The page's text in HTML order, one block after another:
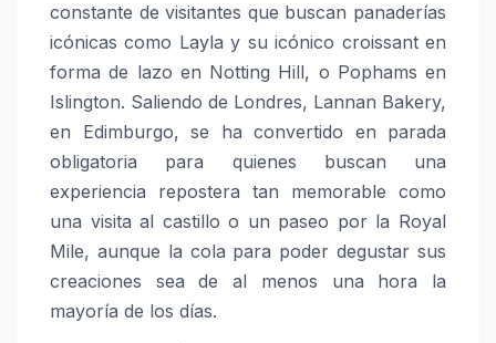
constante de visitantes que buscan panaderías
icónicas como Layla y su icónico croissant en
forma de lazo en Notting Hill, o Pophams en
Islington. Saliendo de Londres, Lannan Bakery,
en Edimburgo, se ha convertido en parada
obligatoria para quienes buscan una
experiencia repostera tan memorable como
una visita al castillo o un paseo por la Royal
Mile, aunque la cola para poder degustar sus
creaciones sea de al menos una hora la
mayoría de los días.